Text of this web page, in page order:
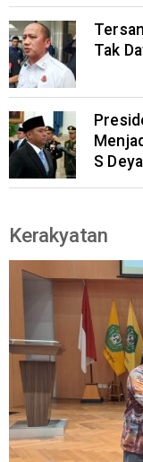
Tak
S
Kerakyatan